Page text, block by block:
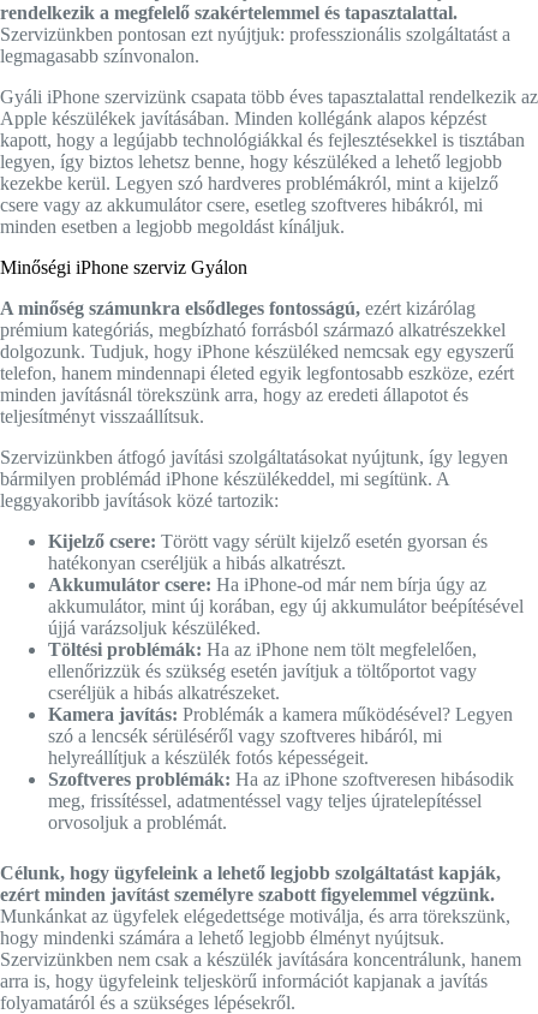
rendelkezik a megfelelő szakértelemmel és tapasztalattal.
Szervizünkben pontosan ezt nyújtjuk: professzionális szolgáltatást a
legmagasabb színvonalon.
Gyáli iPhone szervizünk csapata több éves tapasztalattal rendelkezik az
Apple készülékek javításában. Minden kollégánk alapos képzést
kapott, hogy a legújabb technológiákkal és fejlesztésekkel is tisztában
legyen, így biztos lehetsz benne, hogy készüléked a lehető legjobb
kezekbe kerül. Legyen szó hardveres problémákról, mint a kijelző
csere vagy az akkumulátor csere, esetleg szoftveres hibákról, mi
minden esetben a legjobb megoldást kínáljuk.
Minőségi iPhone szerviz Gyálon
A minőség számunkra elsődleges fontosságú, ezért kizárólag
prémium kategóriás, megbízható forrásból származó alkatrészekkel
dolgozunk. Tudjuk, hogy iPhone készüléked nemcsak egy egyszerű
telefon, hanem mindennapi életed egyik legfontosabb eszköze, ezért
minden javításnál törekszünk arra, hogy az eredeti állapotot és
teljesítményt visszaállítsuk.
Szervizünkben átfogó javítási szolgáltatásokat nyújtunk, így legyen
bármilyen problémád iPhone készülékeddel, mi segítünk. A
leggyakoribb javítások közé tartozik:
Kijelző csere: Törött vagy sérült kijelző esetén gyorsan és
hatékonyan cseréljük a hibás alkatrészt.
Akkumulátor csere: Ha iPhone-od már nem bírja úgy az
akkumulátor, mint új korában, egy új akkumulátor beépítésével
újjá varázsoljuk készüléked.
Töltési problémák: Ha az iPhone nem tölt megfelelően,
ellenőrizzük és szükség esetén javítjuk a töltőportot vagy
cseréljük a hibás alkatrészeket.
Kamera javítás: Problémák a kamera működésével? Legyen
szó a lencsék sérüléséről vagy szoftveres hibáról, mi
helyreállítjuk a készülék fotós képességeit.
Szoftveres problémák: Ha az iPhone szoftveresen hibásodik
meg, frissítéssel, adatmentéssel vagy teljes újratelepítéssel
orvosoljuk a problémát.
Célunk, hogy ügyfeleink a lehető legjobb szolgáltatást kapják,
ezért minden javítást személyre szabott figyelemmel végzünk.
Munkánkat az ügyfelek elégedettsége motiválja, és arra törekszünk,
hogy mindenki számára a lehető legjobb élményt nyújtsuk.
Szervizünkben nem csak a készülék javítására koncentrálunk, hanem
arra is, hogy ügyfeleink teljeskörű információt kapjanak a javítás
folyamatáról és a szükséges lépésekről.